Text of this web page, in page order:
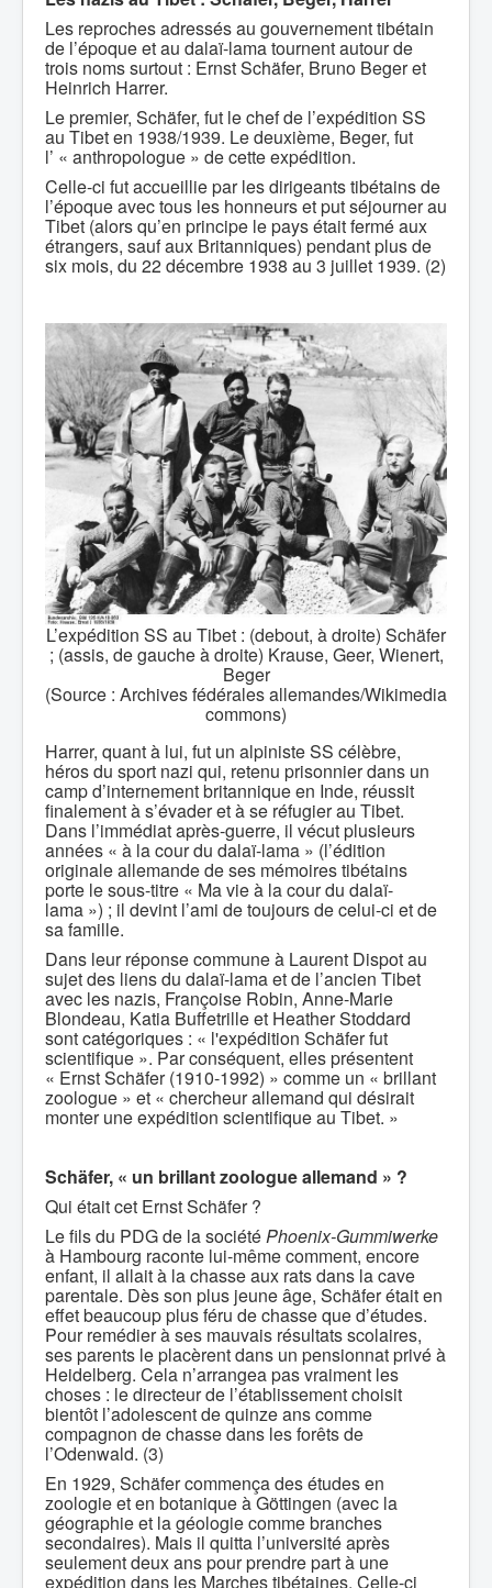
Les reproches adressés au gouvernement tibétain
de l’époque et au dalaï-lama tournent autour de
trois noms surtout : Ernst Schäfer, Bruno Beger et
Heinrich Harrer.
Le premier, Schäfer, fut le chef de l’expédition SS
au Tibet en 1938/1939. Le deuxième, Beger, fut
l’ « anthropologue » de cette expédition.
Celle-ci fut accueillie par les dirigeants tibétains de
l’époque avec tous les honneurs et put séjourner au
Tibet (alors qu’en principe le pays était fermé aux
étrangers, sauf aux Britanniques) pendant plus de
six mois, du 22 décembre 1938 au 3 juillet 1939. (2)
L’expédition SS au Tibet : (debout, à droite) Schäfer
; (assis, de gauche à droite) Krause, Geer, Wienert,
Beger
(Source : Archives fédérales allemandes/Wikimedia
commons)
Harrer, quant à lui, fut un alpiniste SS célèbre,
héros du sport nazi qui, retenu prisonnier dans un
camp d’internement britannique en Inde, réussit
finalement à s’évader et à se réfugier au Tibet.
Dans l’immédiat après-guerre, il vécut plusieurs
années « à la cour du dalaï-lama » (l’édition
originale allemande de ses mémoires tibétains
porte le sous-titre « Ma vie à la cour du dalaï-
lama ») ; il devint l’ami de toujours de celui-ci et de
sa famille.
Dans leur réponse commune à Laurent Dispot au
sujet des liens du dalaï-lama et de l’ancien Tibet
avec les nazis, Françoise Robin, Anne-Marie
Blondeau, Katia Buffetrille et Heather Stoddard
sont catégoriques : « l'expédition Schäfer fut
scientifique ». Par conséquent, elles présentent
« Ernst Schäfer (1910-1992) » comme un « brillant
zoologue » et « chercheur allemand qui désirait
monter une expédition scientifique au Tibet. »
Schäfer, « un brillant zoologue allemand » ?
Qui était cet Ernst Schäfer ?
Le fils du PDG de la sociétéPhoenix-Gummiwerke
à Hambourg raconte lui-même comment, encore
enfant, il allait à la chasse aux rats dans la cave
parentale. Dès son plus jeune âge, Schäfer était en
effet beaucoup plus féru de chasse que d’études.
Pour remédier à ses mauvais résultats scolaires,
ses parents le placèrent dans un pensionnat privé à
Heidelberg. Cela n’arrangea pas vraiment les
choses : le directeur de l’établissement choisit
bientôt l’adolescent de quinze ans comme
compagnon de chasse dans les forêts de
l’Odenwald. (3)
En 1929, Schäfer commença des études en
zoologie et en botanique à Göttingen (avec la
géographie et la géologie comme branches
secondaires). Mais il quitta l’université après
seulement deux ans pour prendre part à une
expédition dans les Marches tibétaines. Celle-ci